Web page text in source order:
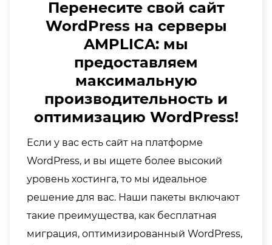
Перенесите свой сайт
WordPress на серверы
AMPLICA: мы
предоставляем
максимальную
производительность и
оптимизацию WordPress!
Если у вас есть сайт на платформе
WordPress, и вы ищете более высокий
уровень хостинга, то мы идеальное
решение для вас. Наши пакеты включают
такие преимущества, как бесплатная
миграция, оптимизированный WordPress,